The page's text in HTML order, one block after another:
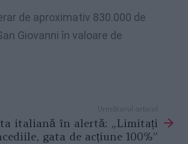
de aproximativ 830.000 de
Giovanni în valoare de
Următorul articol
italiană în alertă: „Limitați
gata de acțiune 100%”